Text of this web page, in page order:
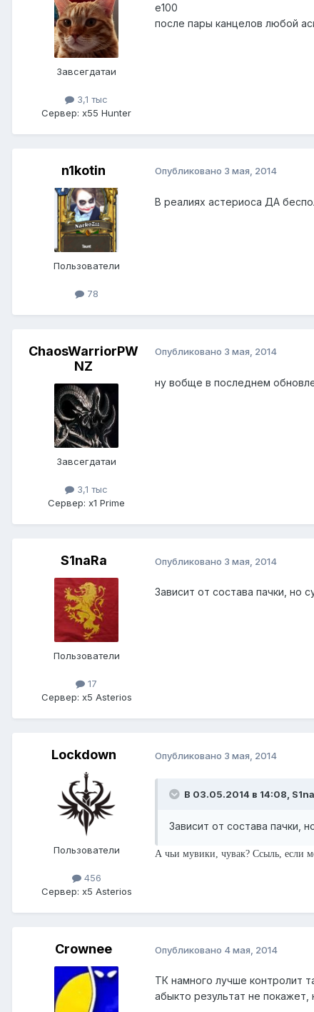
Завсегдатаи
3,1 тыс
Сервер: x55 Hunter
e100
после пары канцелов любой
n1kotin
Пользователи
78
Опубликовано 3 мая, 2014
В реалиях астериоса ДА
ChaosWarriorPW
NZ
Завсегдатаи
3,1 тыс
Сервер: x1 Prime
Опубликовано 3 мая, 2014
ну вобще в последнем
S1naRa
Пользователи
17
Сервер: x5 Asterios
Опубликовано 3 мая, 2014
Зависит от состава пачки, но
Lockdown
Пользователи
456
Сервер: x5 Asterios
Опубликовано 3 мая, 2014
В 03.05.2014 в 14:08,
Зависит от состава пачки,
А чьи мувики, чувак? Ссыль, если
Crownee Опубликовано 4 мая, 2014
ТК намного лучше контролит
абыкто результат не